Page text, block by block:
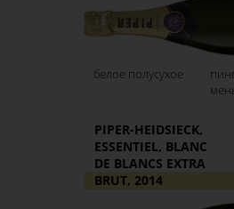
белое полусухое
PIPER-HEIDSIECK,
ESSENTIEL, BLANC
DE BLANCS EXTRA
BRUT, 2014